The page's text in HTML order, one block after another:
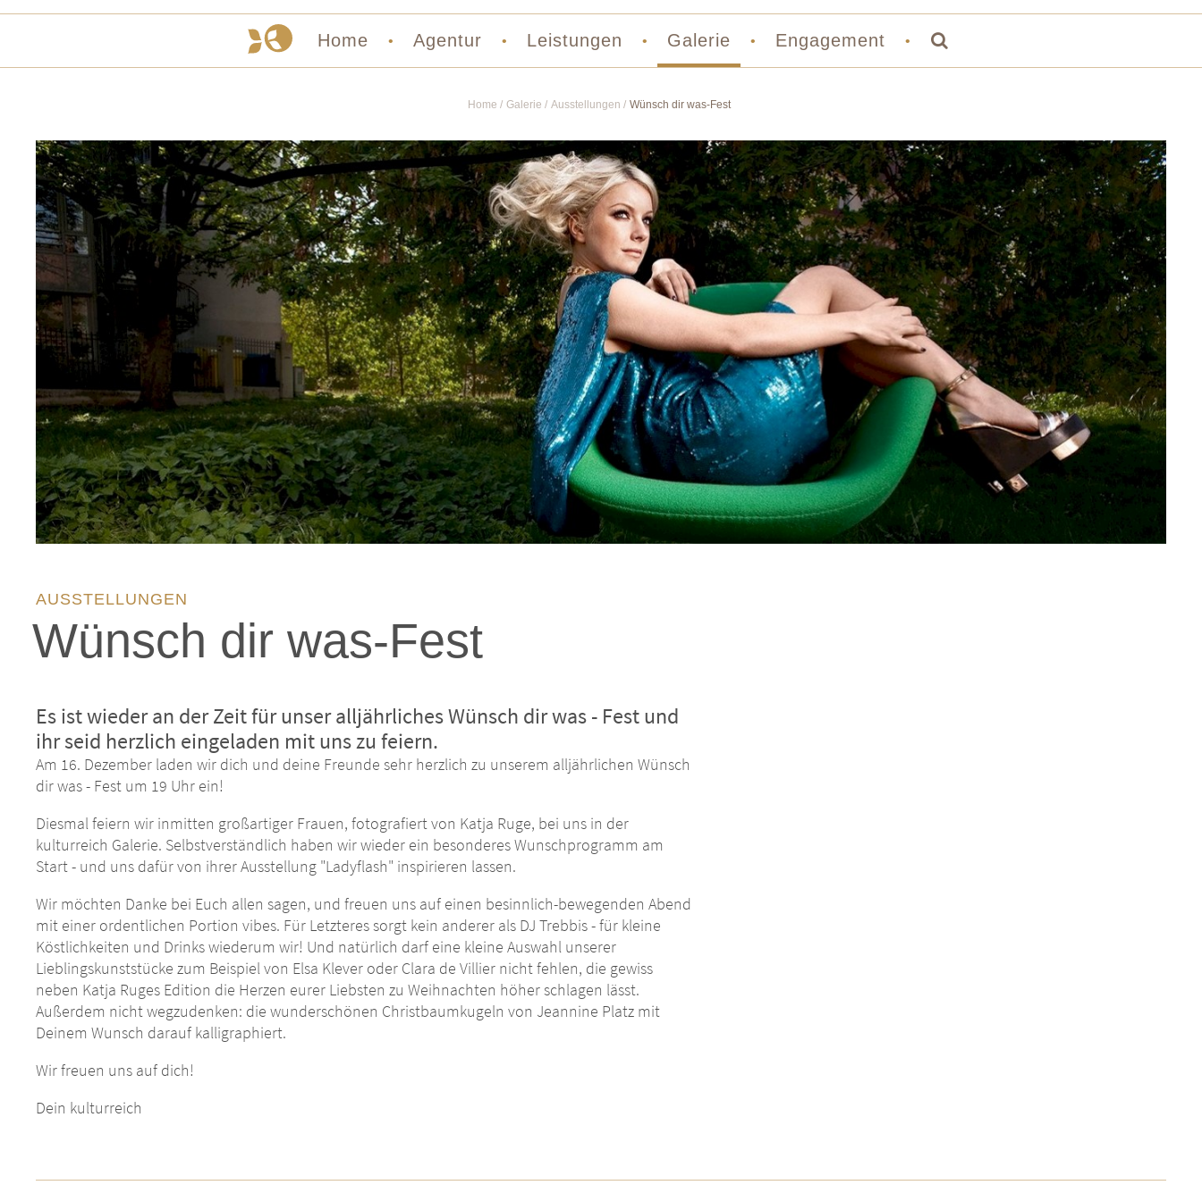
Home • Agentur • Leistungen • Galerie • Engagement •
Home Galerie Ausstellungen Wünsch dir was-Fest
AUSSTELLUNGEN
Wünsch dir was-Fest
Es ist wieder an der Zeit für unser alljährliches Wünsch dir was - Fest und
ihr seid herzlich eingeladen mit uns zu feiern.
Am 16. Dezember laden wir dich und deine Freunde sehr herzlich zu unserem alljährlichen Wünsch
dir was - Fest um 19 Uhr ein!
Diesmal feiern wir inmitten großartiger Frauen, fotografiert von Katja Ruge, bei uns in der
kulturreich Galerie. Selbstverständlich haben wir wieder ein besonderes Wunschprogramm am
Start - und uns dafür von ihrer Ausstellung "Ladyflash" inspirieren lassen.
Wir möchten Danke bei Euch allen sagen, und freuen uns auf einen besinnlich-bewegenden Abend
mit einer ordentlichen Portion vibes. Für Letzteres sorgt kein anderer als DJ Trebbis - für kleine
Köstlichkeiten und Drinks wiederum wir! Und natürlich darf eine kleine Auswahl unserer
Lieblingskunststücke zum Beispiel von Elsa Klever oder Clara de Villier nicht fehlen, die gewiss
neben Katja Ruges Edition die Herzen eurer Liebsten zu Weihnachten höher schlagen lässt.
Außerdem nicht wegzudenken: die wunderschönen Christbaumkugeln von Jeannine Platz mit
Deinem Wunsch darauf kalligraphiert.
Wir freuen uns auf dich!
Dein kulturreich